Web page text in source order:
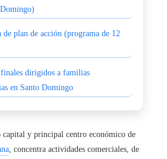
de plan de acción (programa de 12
finales dirigidos a familias
en Santo Domingo
capital y principal centro económico de
, concentra actividades comerciales, de